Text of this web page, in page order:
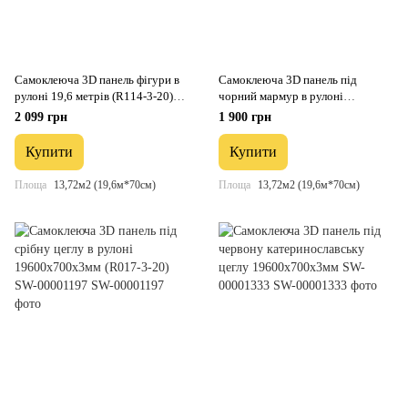
Самоклеюча 3D панель фігури в
рулоні 19,6 метрів (R114-3-20)
SW-00000872
2 099 грн
Купити
Площа 13,72м2 (19,6м*70см)
Самоклеюча 3D панель під
чорний мармур в рулоні
19600x700x3мм (R061-3-20) SW-
1 900 грн
Купити
Площа 13,72м2 (19,6м*70см)